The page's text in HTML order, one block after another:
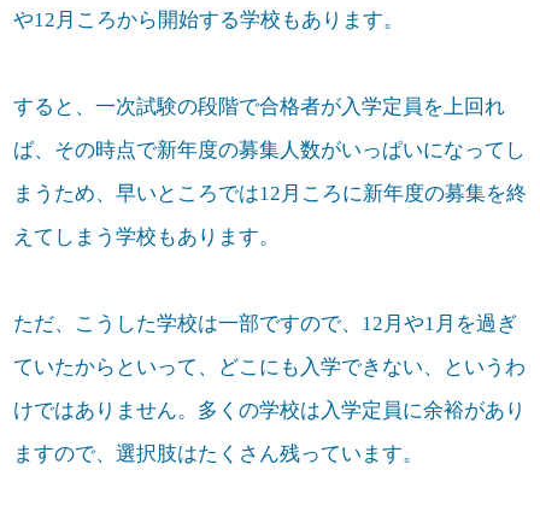
や12月ころから開始する学校もあります。
すると、一次試験の段階で合格者が入学定員を上回れ
ば、その時点で新年度の募集人数がいっぱいになってし
まうため、早いところでは12月ころに新年度の募集を終
えてしまう学校もあります。
ただ、こうした学校は一部ですので、12月や1月を過ぎ
ていたからといって、どこにも入学できない、というわ
けではありません。多くの学校は入学定員に余裕があり
ますので、選択肢はたくさん残っています。